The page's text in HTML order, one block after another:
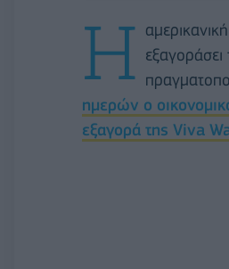
Η
ημερών ο
εξαγορά της Viva